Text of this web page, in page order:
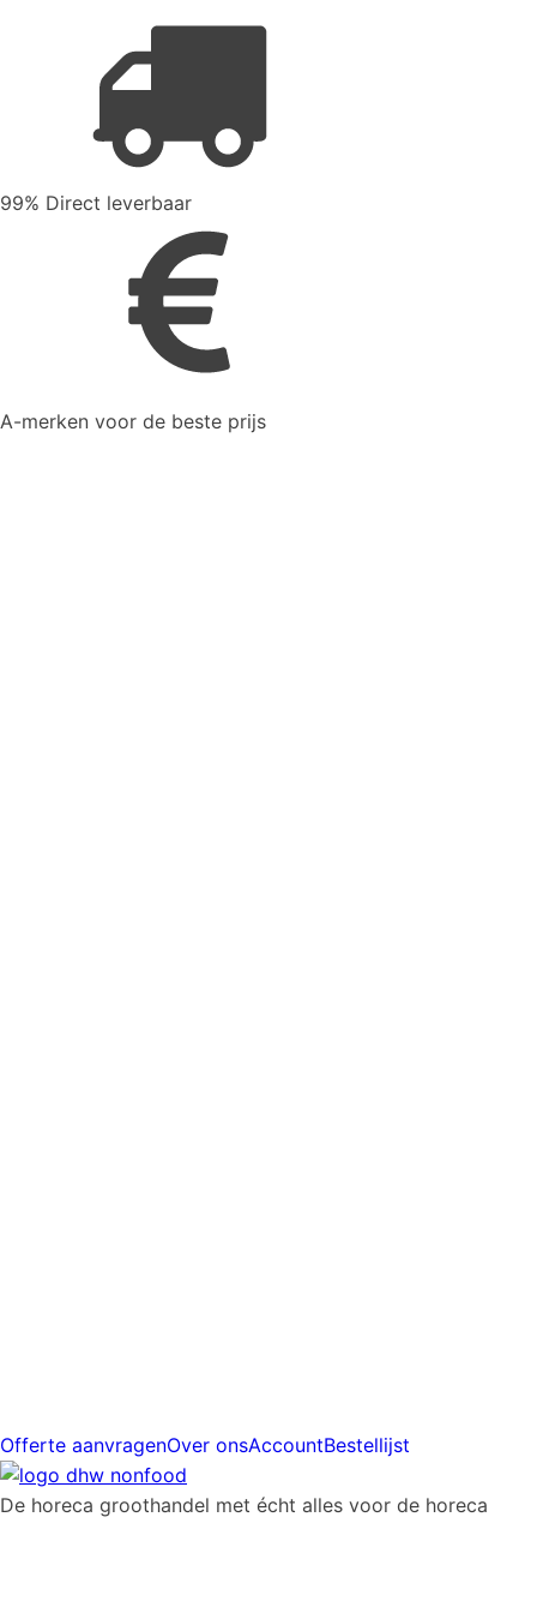
99% Direct leverbaar
A-merken voor de beste prijs
Offerte aanvragenOver onsAccountBestellijst
De horeca groothandel met écht alles voor de horeca